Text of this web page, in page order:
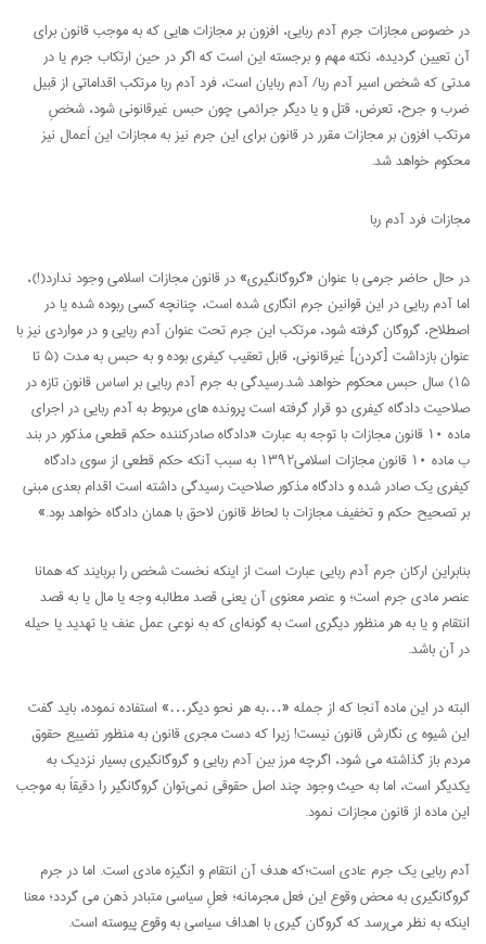
در خصوص مجازات جرم آدم ربایی، افزون بر مجازات هایی که به موجب قانون برای
آن تعیین گردیده، نکته مهم و برجسته این است که اگر در حین ارتکاب جرم یا در
مدتی که شخص اسیر آدم ربا/ آدم ربایان است، فرد آدم ربا مرتکب اقداماتی از قبیل
ضرب و جرح، تعرض، قتل و یا دیگر جرائمی چون حبس غیرقانونی شود، شخصِ
مرتکب افزون بر مجازات مقرر در قانون برای این جرم نیز به مجازات این اَعمال نیز
محکوم خواهد شد.
مجازات فرد آدم ربا
در حال حاضر جرمی با عنوان «گروگانگیری» در قانون مجازات اسلامی وجود ندارد(!)،
اما آدم ربایی در این قوانین جرم انگاری شده است، چنانچه کسی ربوده شده یا در
اصطلاح، گروگان گرفته شود، مرتکب این جرم تحت عنوان آدم ربایی و در مواردی نیز با
عنوان بازداشت [کردن] غیرقانونی، قابل تعقیب کیفری بوده و به حبس به مدت (۵ تا
۱۵) سال حبس محکوم خواهد شد.رسیدگی به جرم آدم ربایی بر اساس قانون تازه در
صلاحیت دادگاه کیفری دو قرار گرفته است پرونده های مربوط به آدم ربایی در اجرای
ماده ۱۰ قانون مجازات با توجه به عبارت «دادگاه صادرکننده حکم قطعی مذکور در بند
ب ماده ۱۰ قانون مجازات اسلامی۱۳۹۲ به سبب آنکه حکم قطعی از سوی دادگاه
کیفری یک صادر شده و دادگاه مذکور صلاحیت رسیدگی داشته است اقدام بعدی مبنی
بر تصحیح حکم و تخفیف مجازات با لحاظ قانون لاحق با همان دادگاه خواهد بود.»
بنابراین ارکان جرم آدم ربایی عبارت است از اینکه نخست شخص را بربایند که همانا
عنصر مادی جرم است؛ و عنصر معنوی آن یعنی قصد مطالبه وجه یا مال یا به قصد
انتقام و یا به هر منظور دیگری است به گونه‌ای که به نوعی عمل عنف یا تهدید یا حیله
در آن باشد.
البته در این ماده آنجا که از جمله «…به هر نحو دیگر…» استفاده نموده، باید گفت
این شیوه ی نگارش قانون نیست! زیرا که دست مجری قانون به منظور تضییع حقوق
مردم باز گذاشته می شود، اگرچه مرز بین آدم ربایی و گروگانگیری بسیار نزدیک به
یکدیگر است، اما به حیث وجود چند اصل حقوقی نمی‌توان گروگانگیر را دقیقاً به موجب
این ماده از قانون مجازات نمود.
آدم ربایی یک جرم عادی است؛که هدف آن انتقام و انگیزه مادی است. اما در جرم
گروگانگیری به محض وقوع این فعل مجرمانه؛ فعلِ سیاسی متبادر ذهن می گردد؛ معنا
اینکه به نظر می‌رسد که گروگان گیری با اهداف سیاسی به وقوع پیوسته است.